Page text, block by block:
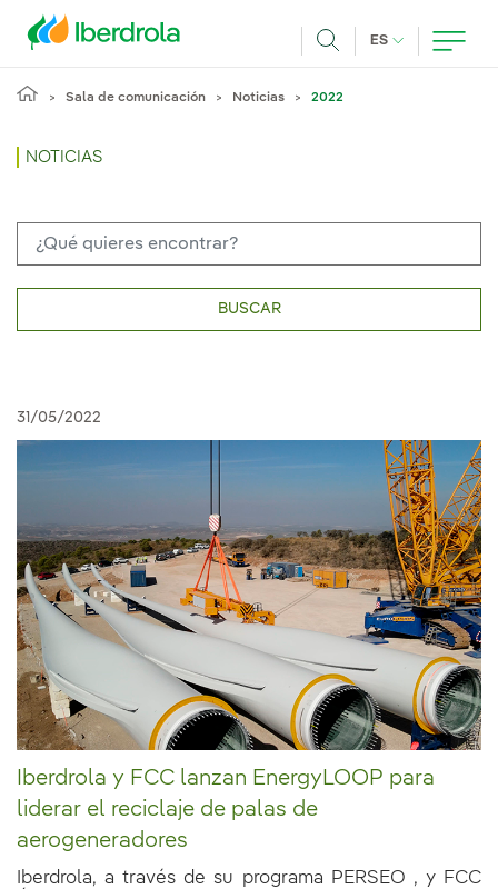
ES IDIOMA
Sala de comunicación Noticias 2022
NOTICIAS
BUSCAR
31/05/2022
Iberdrola y FCC lanzan EnergyLOOP para
liderar el reciclaje de palas de
aerogeneradores
Iberdrola, a través de su programa PERSEO , y FCC